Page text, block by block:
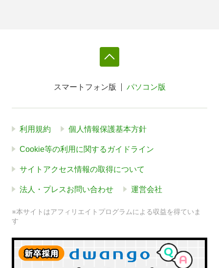
スマートフォン版 パソコン版
利用規約 個人情報保護基本方針
Cookie等の利用に関するガイドライン
サイトアクセス情報の取得について
法人・プレスお問い合わせ 運営会社
※本サイトはアフィリエイトプログラムによる収益を得ていま
す